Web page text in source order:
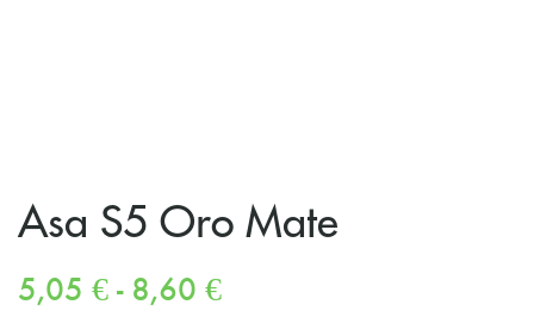
Asa S5 Oro Mate
5,05 € - 8,60 €